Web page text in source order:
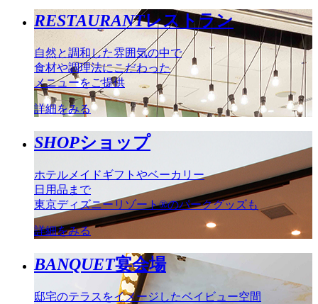
RESTAURANTレストラン
自然と調和した雰囲気の中で
食材や調理法にこだわった
メニューをご提供
詳細をみる
SHOPショップ
ホテルメイドギフトやベーカリー
日用品まで
東京ディズニーリゾート®のパークグッズも
詳細をみる
BANQUET宴会場
邸宅のテラスをイメージしたベイビュー空間